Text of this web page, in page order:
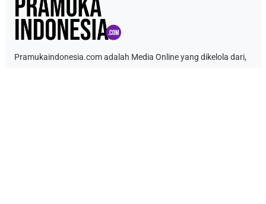
Pramukaindonesia.com adalah Media Online yang dikelola dari,